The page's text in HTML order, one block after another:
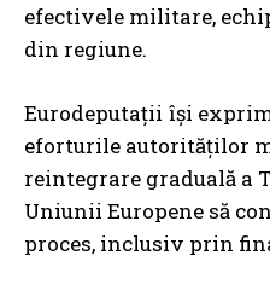
efectivele militare,
din regiune.
Eurodeputații își
eforturile autorităților
reintegrare graduală a
Uniunii Europene să
proces, inclusiv prin